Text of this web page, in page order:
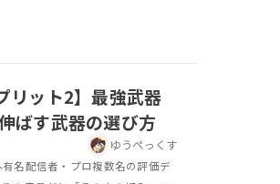
リット2】最強武器
ばす武器の選び方
ゆうぺっくす
名配信者・プロ複数名の評価デ